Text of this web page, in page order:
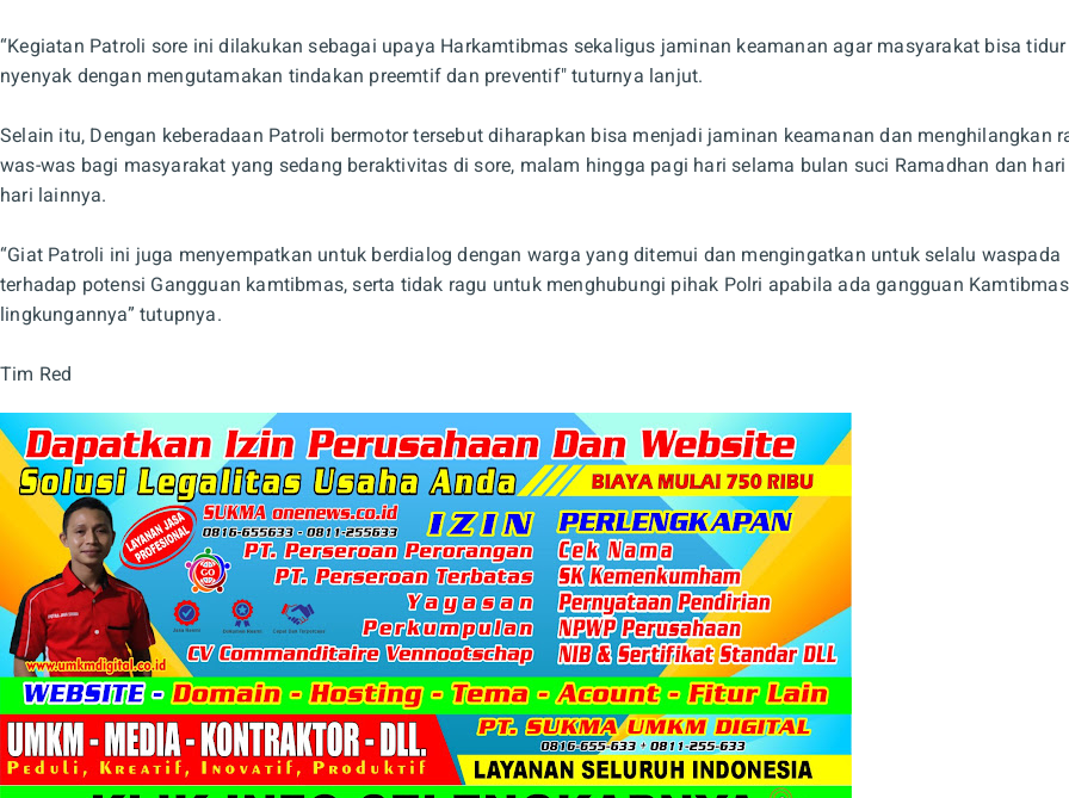
“Kegiatan Patroli sore ini dilakukan sebagai upaya Harkamtibmas sekaligus jaminan keamanan agar masyarakat bisa tidur
nyenyak dengan mengutamakan tindakan preemtif dan preventif" tuturnya lanjut.
Selain itu, Dengan keberadaan Patroli bermotor tersebut diharapkan bisa menjadi jaminan keamanan dan menghilangkan
was-was bagi masyarakat yang sedang beraktivitas di sore, malam hingga pagi hari selama bulan suci Ramadhan dan hari
hari lainnya.
“Giat Patroli ini juga menyempatkan untuk berdialog dengan warga yang ditemui dan mengingatkan untuk selalu waspada
terhadap potensi Gangguan kamtibmas, serta tidak ragu untuk menghubungi pihak Polri apabila ada gangguan
lingkungannya” tutupnya.
Tim Red